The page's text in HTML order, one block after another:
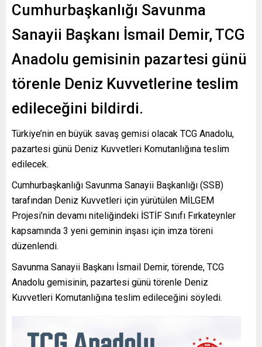
Cumhurbaşkanlığı Savunma
Sanayii Başkanı İsmail Demir, TCG
Anadolu gemisinin pazartesi günü
törenle Deniz Kuvvetlerine teslim
edileceğini bildirdi.
Türkiye’nin en büyük savaş gemisi olacak TCG Anadolu,
pazartesi günü Deniz Kuvvetleri Komutanlığına teslim
edilecek.
Cumhurbaşkanlığı Savunma Sanayii Başkanlığı (SSB)
tarafından Deniz Kuvvetleri için yürütülen MİLGEM
Projesi’nin devamı niteliğindeki İSTİF Sınıfı Fırkateynler
kapsamında 3 yeni geminin inşası için imza töreni
düzenlendi.
Savunma Sanayii Başkanı İsmail Demir, törende, TCG
Anadolu gemisinin, pazartesi günü törenle Deniz
Kuvvetleri Komutanlığına teslim edileceğini söyledi.